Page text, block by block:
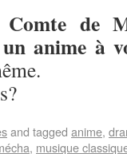
de
anime à
and tagged anime,
, musique